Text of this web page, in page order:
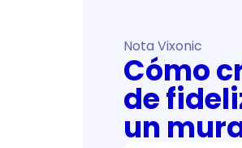
Nota Vixonic
Cómo
de
un